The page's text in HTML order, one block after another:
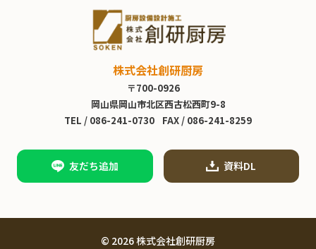
株式会社創研厨房
〒700-0926
岡山県岡山市北区西古松西町9-8
TEL / 086-241-0730 FAX / 086-241-8259
友だち追加 資料DL
© 2026 株式会社創研厨房